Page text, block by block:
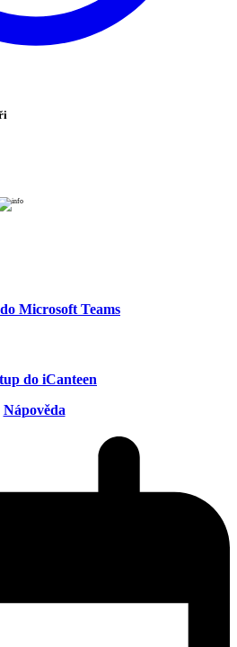
Microsoft Teams
do iCanteen
Nápověda